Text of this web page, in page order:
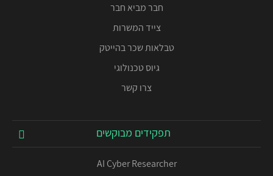
חבר מביא חבר
צייד המשרות
טבלאות שכר בהייטק
גיוס טכנולוגי
צרו קשר
תפקידים מבוקשים
AI Cyber Researcher